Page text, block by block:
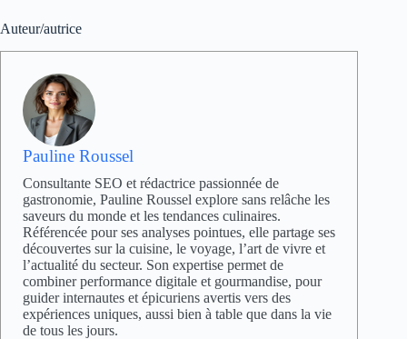
Auteur/autrice
Pauline Roussel
Consultante SEO et rédactrice passionnée de
gastronomie, Pauline Roussel explore sans relâche les
saveurs du monde et les tendances culinaires.
Référencée pour ses analyses pointues, elle partage ses
découvertes sur la cuisine, le voyage, l’art de vivre et
l’actualité du secteur. Son expertise permet de
combiner performance digitale et gourmandise, pour
guider internautes et épicuriens avertis vers des
expériences uniques, aussi bien à table que dans la vie
de tous les jours.